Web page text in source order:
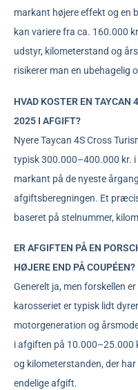
markant højere effekt og en
kan variere fra ca. 160.000
udstyr, kilometerstand og
risikerer man en ubehagelig
HVAD KOSTER EN TAYCAN
2025 I AFGIFT?
Nyere Taycan 4S Cross
typisk 300.000–400.000 kr.
markant på de nyeste
afgiftsberegningen. Et
baseret på stelnummer,
ER AFGIFTEN PÅ EN
HØJERE END PÅ COUPÉEN?
Generelt ja, men forskellen
karosseriet er typisk lidt
motorgeneration og
i afgiften på 10.000–25.000
og kilometerstanden, der
endelige afgift.